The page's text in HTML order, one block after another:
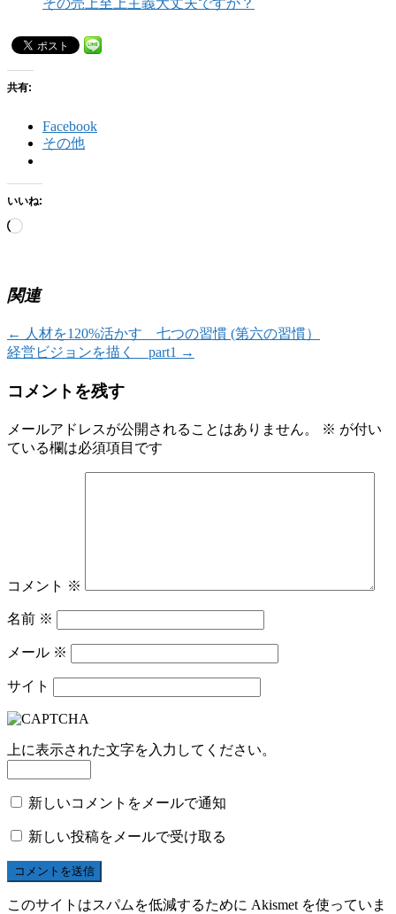
共有:
Facebook
その他
いいね:
読
中…
関連
← 人材を120%活かす 七つの習慣 (第六の習慣）
経営ビジョンを描く part1 →
コメントを残す
メールアドレスが公開されることはありません。 ※ が付い
ている欄は必須項目です
コメント ※
名前 ※
メール ※
サイト
上に表示された文字を入力してください。
新しいコメントをメールで通知
新しい投稿をメールで受け取る
このサイトはスパムを低減するために Akismet を使っていま